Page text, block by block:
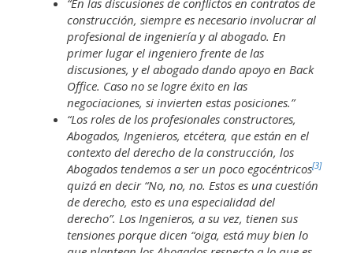
“En las discusiones de conflictos en contratos de
construcción, siempre es necesario involucrar al
profesional de ingeniería y al abogado. En
primer lugar el ingeniero frente de las
discusiones, y el abogado dando apoyo en Back
Office. Caso no se logre éxito en las
negociaciones, si invierten estas posiciones.”
“Los roles de los profesionales constructores,
Abogados, Ingenieros, etcétera, que están en el
contexto del derecho de la construcción, los
Abogados tendemos a ser un poco egocéntricos[3]
quizá en decir “No, no, no. Estos es una cuestión
de derecho, esto es una especialidad del
derecho”. Los Ingenieros, a su vez, tienen sus
tensiones porque dicen “oiga, está muy bien lo